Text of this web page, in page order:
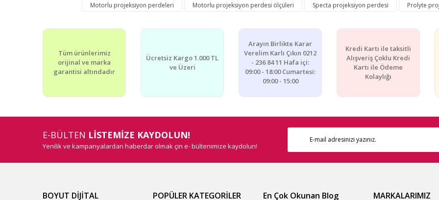
Ürün fiyatı diğer sitelerden daha pahalı.
Bu ürüne benzer farklı alternatifler olmalı.
Motorlu projeksiyon perdeleri
Motorlu projeksiyon perdesi ölçüleri Specta projeksiyon perdesi Prolyte
Tüm ürünlerimiz
orijinal ve marka
garantisi altındadır
Ücretsiz Kargo 1.000 TL
ve Üzeri
Arayın Birlikte Karar
Verelim Karlı Çıkın 0212
- 236 84 11 Hafa içi:
09:00 - 18:00 Cumartesi:
09:00 - 15:00
Kredi Kartı ile taksitli
Alışveriş Çoklu Kredi
Kartı ile Ödeme
Kolaylığı
E-BÜLTEN LİSTEMİZE KAYDOLUN!
Yenilik ve kampanyalardan haberdar olmak çin e- bültenimize kaydolun!
BOYUT DİJİTAL POPÜLER KATEGORİLER En Çok Okunan Blog MARKALARIMIZ